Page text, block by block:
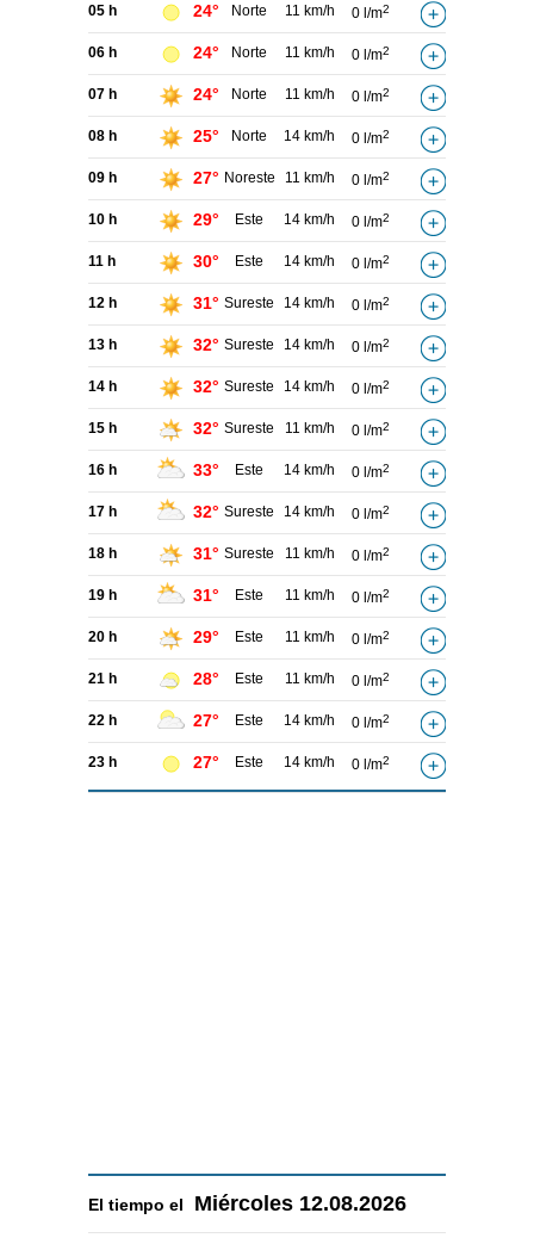
05 h 24° Norte 11 km/h 0 l/m2
06 h 24° Norte 11 km/h 0 l/m2
07 h 24° Norte 11 km/h 0 l/m2
08 h 25° Norte 14 km/h 0 l/m2
09 h 27° Noreste 11 km/h 0 l/m2
10 h 29° Este 14 km/h 0 l/m2
11 h 30° Este 14 km/h 0 l/m2
12 h 31° Sureste 14 km/h 0 l/m2
13 h 32° Sureste 14 km/h 0 l/m2
14 h 32° Sureste 14 km/h 0 l/m2
15 h 32° Sureste 11 km/h 0 l/m2
16 h 33° Este 14 km/h 0 l/m2
17 h 32° Sureste 14 km/h 0 l/m2
18 h 31° Sureste 11 km/h 0 l/m2
19 h 31° Este 11 km/h 0 l/m2
20 h 29° Este 11 km/h 0 l/m2
21 h 28° Este 11 km/h 0 l/m2
22 h 27° Este 14 km/h 0 l/m2
23 h 27° Este 14 km/h 0 l/m2
El tiempo el Miércoles 12.08.2026